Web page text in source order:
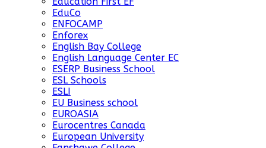
EduCo
ENFOCAMP
Enforex
English Bay College
English Language Center EC
ESERP Business School
ESL Schools
ESLI
EU Business school
EUROASIA
Eurocentres Canada
European University